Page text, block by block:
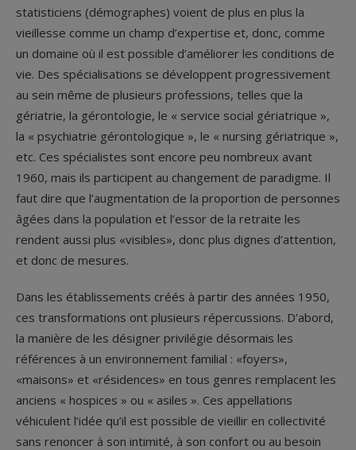
statisticiens (démographes) voient de plus en plus la
vieillesse comme un champ d’expertise et, donc, comme
un domaine où il est possible d’améliorer les conditions de
vie. Des spécialisations se développent progressivement
au sein même de plusieurs professions, telles que la
gériatrie, la gérontologie, le « service social gériatrique »,
la « psychiatrie gérontologique », le « nursing gériatrique »,
etc. Ces spécialistes sont encore peu nombreux avant
1960, mais ils participent au changement de paradigme. Il
faut dire que l’augmentation de la proportion de personnes
âgées dans la population et l’essor de la retraite les
rendent aussi plus «visibles», donc plus dignes d’attention,
et donc de mesures.
Dans les établissements créés à partir des années 1950,
ces transformations ont plusieurs répercussions. D’abord,
la manière de les désigner privilégie désormais les
références à un environnement familial : «foyers»,
«maisons» et «résidences» en tous genres remplacent les
anciens « hospices » ou « asiles ». Ces appellations
véhiculent l’idée qu’il est possible de vieillir en collectivité
sans renoncer à son intimité, à son confort ou au besoin